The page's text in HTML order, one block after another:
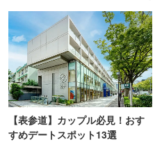
【表参道】カップル必見！おす
すめデートスポット13選